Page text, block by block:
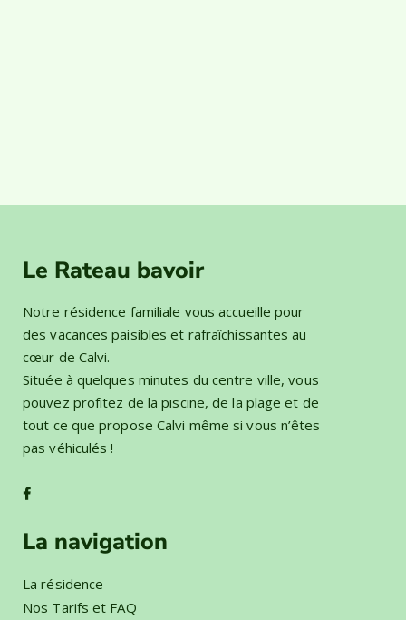
Le Rateau bavoir
Notre résidence familiale vous accueille pour
des vacances paisibles et rafraîchissantes au
cœur de Calvi.
Située à quelques minutes du centre ville, vous
pouvez profitez de la piscine, de la plage et de
pas véhiculés !
La navigation